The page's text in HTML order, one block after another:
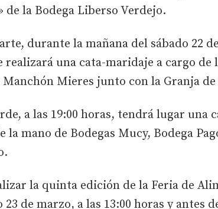
de la Bodega Liberso Verdejo.
durante la mañana del sábado 22
realizará una cata-maridaje a cargo de
Manchón Mieres junto con la Granja
a las 19:00 horas, tendrá lugar una
la mano de Bodegas Mucy, Bodega
la quinta edición de la Feria de
23 de marzo, a las 13:00 horas y antes